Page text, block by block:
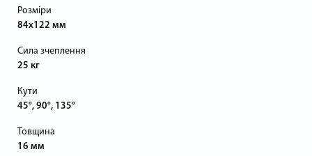
Розміри
84x122 мм
Сила зчеплення
25 кг
Кути
45°, 90°, 135°
Товщина
16 мм